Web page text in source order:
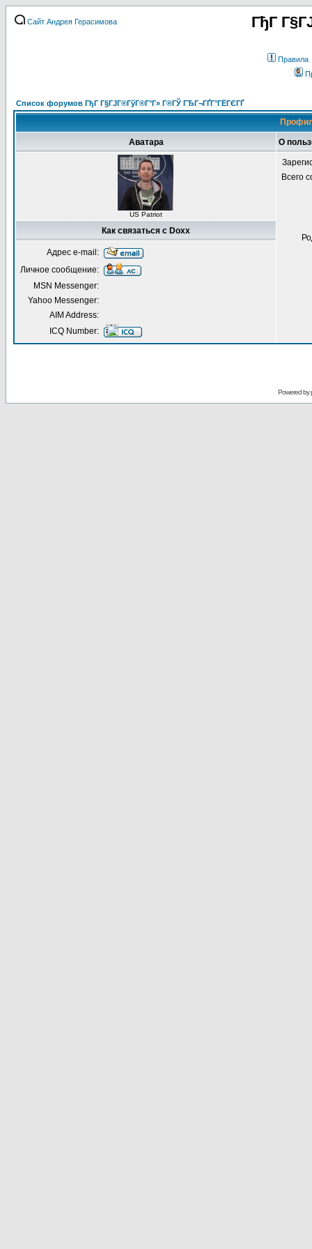
Сайт Андрея Герасимова ГђГ
Правила
Список форумов ГђГ Г§ГЈГ®ГўГ®Г°Г» Г®ГЎ ГЂГ¬ГҐГ°ГЁГЄГҐ
Аватара О
US Patriot
Всего
Как связаться с Doxx
Адрес e-mail:
Личное сообщение:
MSN Messenger:
Yahoo Messenger:
AIM Address:
ICQ Number:
Powered by